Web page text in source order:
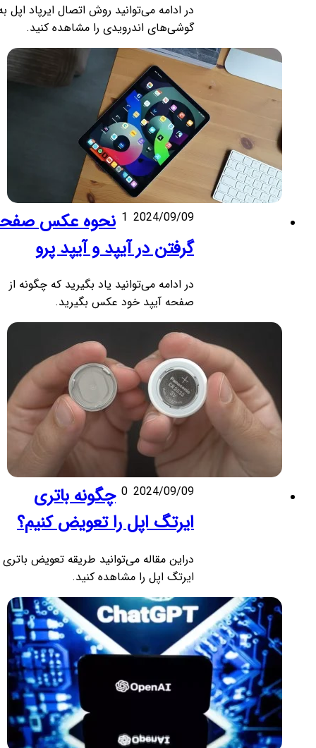
در ادامه می‌توانید روش اتصال ایرپاد اپل به
گوشی‌های اندرویدی را مشاهده کنید.
2024/09/09
1 نحوه عکس صفحه
گرفتن در آیپد و آیپد پرو
در ادامه می‌توانید یاد بگیرید که چگونه از
صفحه آیپد خود عکس بگیرید.
2024/09/09
0 چگونه باتری
ایرتگ اپل را تعویض کنیم؟
دراین مقاله می‌توانید طریقه تعویض باتری
ایرتگ اپل را مشاهده کنید.